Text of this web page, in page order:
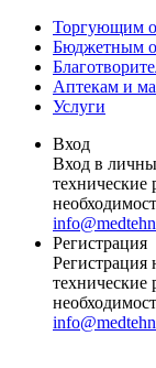
Торгующим
Бюджетным
Аптекам и
Услуги
Вход
Вход в
Регистрация
Регистрация